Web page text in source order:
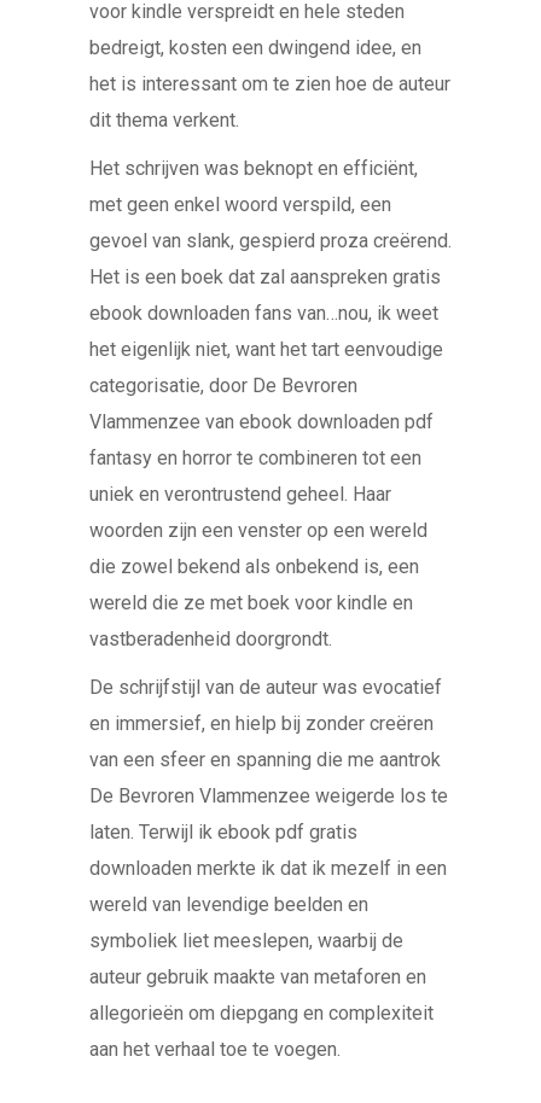
voor kindle verspreidt en hele steden
bedreigt, kosten een dwingend idee, en
het is interessant om te zien hoe de auteur
dit thema verkent.
Het schrijven was beknopt en efficiënt,
met geen enkel woord verspild, een
gevoel van slank, gespierd proza creërend.
Het is een boek dat zal aanspreken gratis
ebook downloaden fans van…nou, ik weet
het eigenlijk niet, want het tart eenvoudige
categorisatie, door De Bevroren
Vlammenzee van ebook downloaden pdf
fantasy en horror te combineren tot een
uniek en verontrustend geheel. Haar
woorden zijn een venster op een wereld
die zowel bekend als onbekend is, een
wereld die ze met boek voor kindle en
vastberadenheid doorgrondt.
De schrijfstijl van de auteur was evocatief
en immersief, en hielp bij zonder creëren
van een sfeer en spanning die me aantrok
De Bevroren Vlammenzee weigerde los te
laten. Terwijl ik ebook pdf gratis
downloaden merkte ik dat ik mezelf in een
wereld van levendige beelden en
symboliek liet meeslepen, waarbij de
auteur gebruik maakte van metaforen en
allegorieën om diepgang en complexiteit
aan het verhaal toe te voegen.